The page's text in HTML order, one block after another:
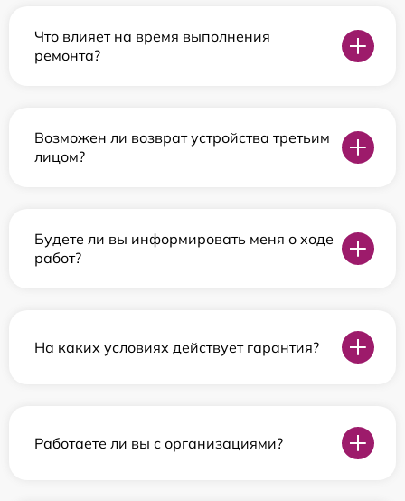
Что влияет на время выполнения
ремонта?
Возможен ли возврат устройства третьим
лицом?
Будете ли вы информировать меня о ходе
работ?
На каких условиях действует гарантия?
Работаете ли вы с организациями?